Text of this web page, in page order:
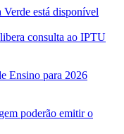
está disponível
consulta ao IPTU
Ensino para 2026
poderão emitir o